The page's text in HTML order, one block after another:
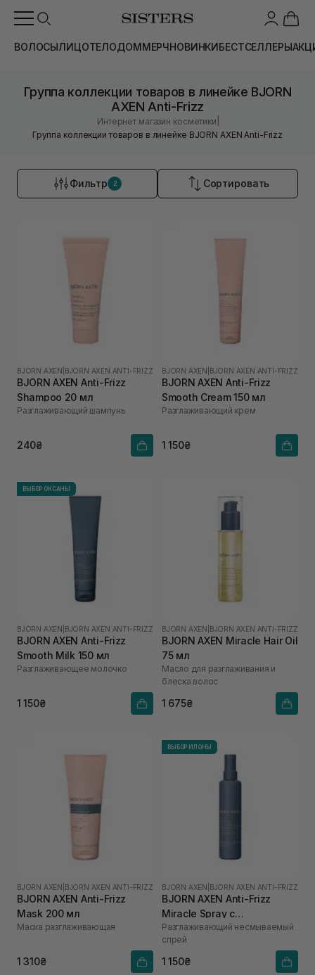
ВОЛОСЫЛИЦОТЕЛОДОММЕРЧНОВИНКИБЕСТСЕЛЛЕРЫ
Группа коллекции товаров в линейке BJORN
AXEN Anti-Frizz
Интернет магазин косметики
Группа коллекции товаров в линейке BJORN AXEN Anti-Frizz
Фильтр 2 Сортировать
BJORN AXEN BJORN AXEN ANTI-FRIZZ
BJORN AXEN Anti-Frizz
Shampoo 20 мл
Разглаживающий шампунь
240₴
BJORN AXEN BJORN AXEN ANTI-FRIZZ
BJORN AXEN Anti-Frizz
Smooth Cream 150 мл
Разглаживающий крем
1 150₴
ВЫБОР ОКСАНЫ
BJORN AXEN BJORN AXEN ANTI-FRIZZ
BJORN AXEN Anti-Frizz
Smooth Milk 150 мл
Разглаживающее молочко
1 150₴
BJORN AXEN BJORN AXEN ANTI-FRIZZ
BJORN AXEN Miracle Hair Oil
75 мл
Масло для разглаживания и
блеска волос
1 675₴
BJORN AXEN BJORN AXEN ANTI-FRIZZ
BJORN AXEN Anti-Frizz
Mask 200 мл
Маска разглаживающая
1 310₴
ВЫБОР ИЛОНЫ
BJORN AXEN BJORN AXEN ANTI-FRIZZ
BJORN AXEN Anti-Frizz
Miracle Spray с
термозащитой до 220°C
для всех типов волос 150
мл
Разглаживающий несмываемый
спрей
1 150₴